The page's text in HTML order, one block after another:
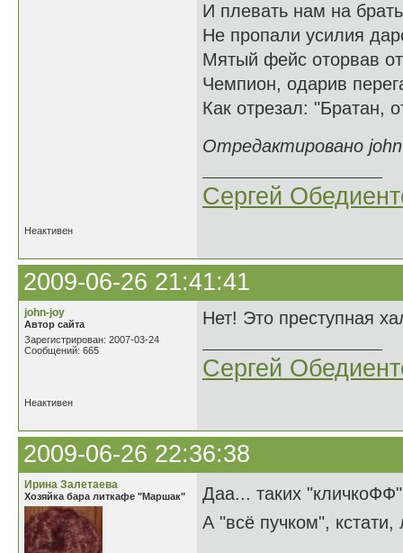
И плевать нам на
Не пропали усилия
Мятый фейс оторвав
Чемпион, одарив
Как отрезал: "Братан,
Отредактировано
Сергей
Неактивен
2009-06-26 21:41:41
john-joy
Автор сайта
Зарегистрирован: 2007-03-24
Сообщений: 665
Нет! Это преступная
Сергей
Неактивен
2009-06-26 22:36:38
Ирина Залетаева
Хозяйка бара литкафе "Маршак"
Даа... таких
А "всё пучком",